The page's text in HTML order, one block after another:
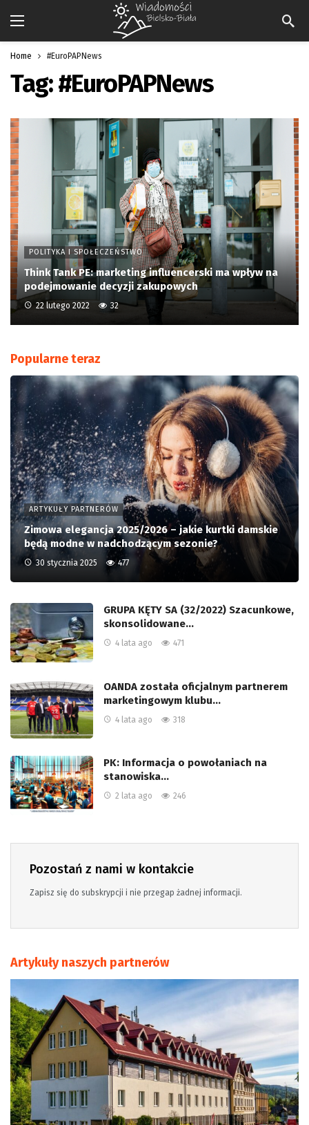
Home #EuroPAPNews
Tag:#EuroPAPNews
POLITYKA I SPOŁECZEŃSTWO
Think Tank PE: marketing influencerski ma wpływ na
podejmowanie decyzji zakupowych
22 lutego 2022 32
Popularne teraz
ARTYKUŁY PARTNERÓW
Zimowa elegancja 2025/2026 – jakie kurtki damskie
będą modne w nadchodzącym sezonie?
30 stycznia 2025 477
GRUPA KĘTY SA (32/2022) Szacunkowe,
skonsolidowane…
4 lata ago 471
OANDA została oficjalnym partnerem
marketingowym klubu…
4 lata ago 318
PK: Informacja o powołaniach na
stanowiska…
2 lata ago 246
Pozostań z nami w kontakcie
Zapisz się do subskrypcji i nie przegap żadnej informacji.
Artykuły naszych partnerów